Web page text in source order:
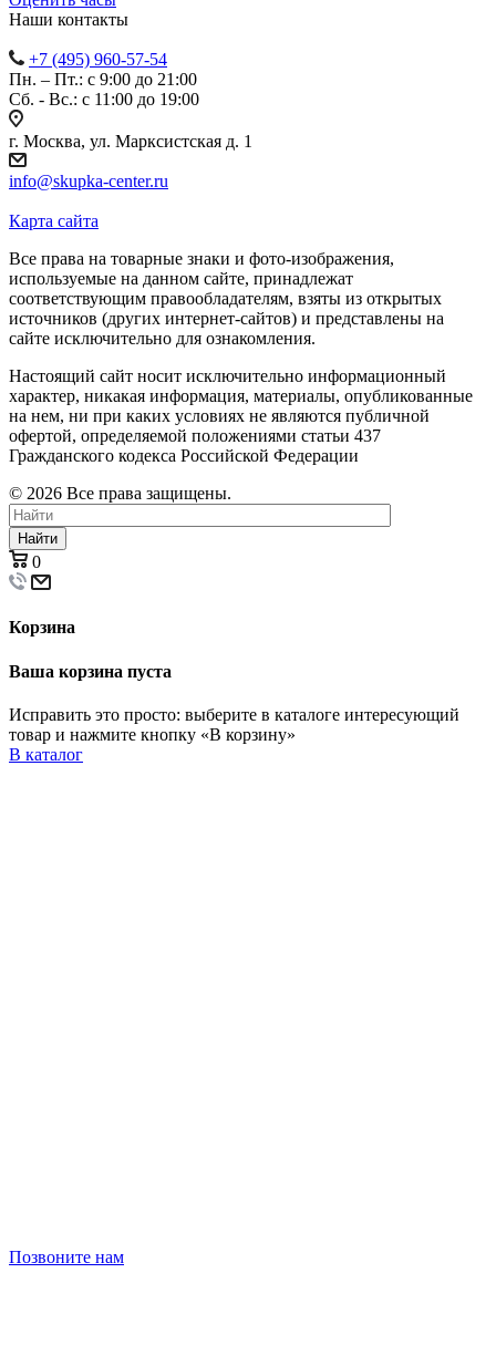
Наши контакты
+7 (495) 960-57-54
Пн. – Пт.: с 9:00 до 21:00
Сб. - Вс.: c 11:00 до 19:00
г. Москва, ул. Марксистская д. 1
info@skupka-center.ru
Карта сайта
Все права на товарные знаки и фото-изображения,
используемые на данном сайте, принадлежат
соответствующим правообладателям, взяты из открытых
источников (других интернет-сайтов) и представлены на
сайте исключительно для ознакомления.
Настоящий сайт носит исключительно информационный
характер, никакая информация, материалы, опубликованные
на нем, ни при каких условиях не являются публичной
офертой, определяемой положениями статьи 437
Гражданского кодекса Российской Федерации
© 2026 Все права защищены.
Найти
0
Корзина
Ваша корзина пуста
Исправить это просто: выберите в каталоге интересующий
товар и нажмите кнопку «В корзину»
В каталог
Позвоните нам